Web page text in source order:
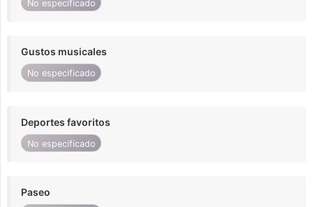
No especificado
Gustos musicales
No especificado
Deportes favoritos
No especificado
Paseo